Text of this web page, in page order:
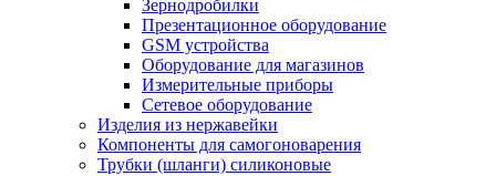
Зернодробилки
Презентационное оборудование
GSM устройства
Оборудование для магазинов
Измерительные приборы
Сетевое оборудование
Изделия из нержавейки
Компоненты для самогоноварения
Трубки (шланги) силиконовые